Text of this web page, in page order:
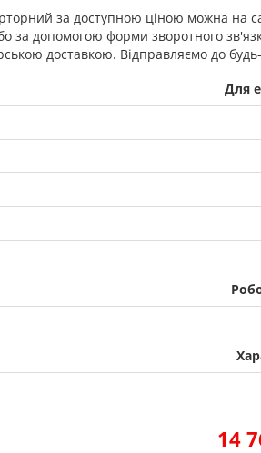
за доступною ціною можна на
за допомогою форми зворотного
доставкою. Відправляємо до
Для
14